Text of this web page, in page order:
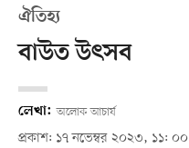
ঐতিহ্য
বাউত উৎসব
লেখা: অলোক আচার্য
প্রকাশ: ১৭ নভেম্বর ২০২৩, ১১: ০০